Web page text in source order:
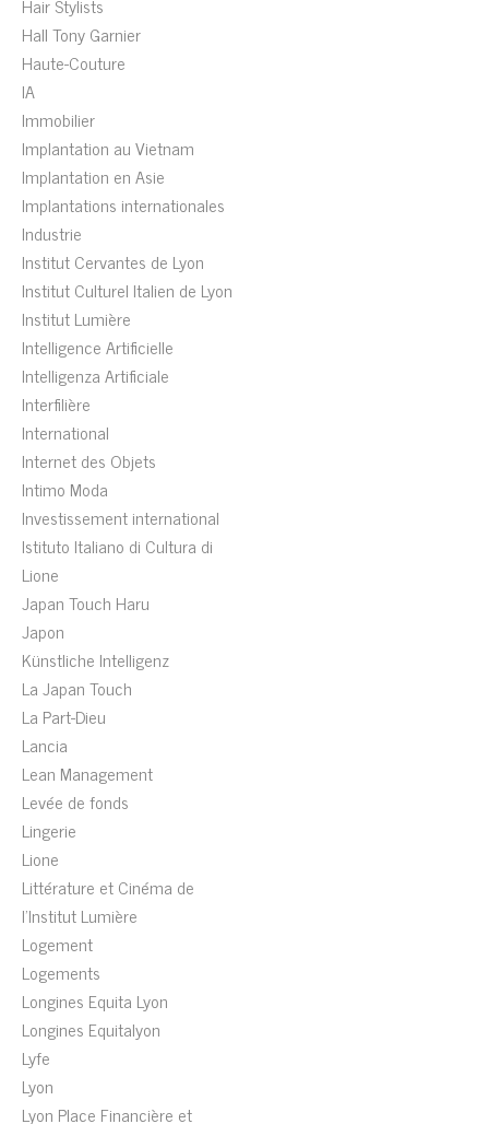
Hall Tony Garnier
Haute-Couture
IA
Immobilier
Implantation au Vietnam
Implantation en Asie
Implantations internationales
Industrie
Institut Cervantes de Lyon
Institut Culturel Italien de Lyon
Institut Lumière
Intelligence Artificielle
Intelligenza Artificiale
Interfilière
International
Internet des Objets
Intimo Moda
Investissement international
Istituto Italiano di Cultura di
Lione
Japan Touch Haru
Japon
Künstliche Intelligenz
La Japan Touch
La Part-Dieu
Lancia
Lean Management
Levée de fonds
Lingerie
Lione
Littérature et Cinéma de
l'Institut Lumière
Logement
Logements
Longines Equita Lyon
Longines Equitalyon
Lyfe
Lyon
Lyon Place Financière et